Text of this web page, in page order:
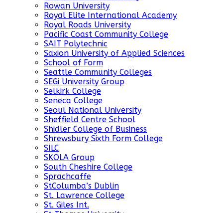
Rowan University
Royal Elite International Academy
Royal Roads University
Pacific Coast Community College
SAIT Polytechnic
Saxion University of Applied Sciences
School of Form
Seattle Community Colleges
SEGi University Group
Selkirk College
Seneca College
Seoul National University
Sheffield Centre School
Shidler College of Business
Shrewsbury Sixth Form College
SILC
SKOLA Group
South Cheshire College
Sprachcaffe
StColumba’s Dublin
St. Lawrence College
St. Giles Int.